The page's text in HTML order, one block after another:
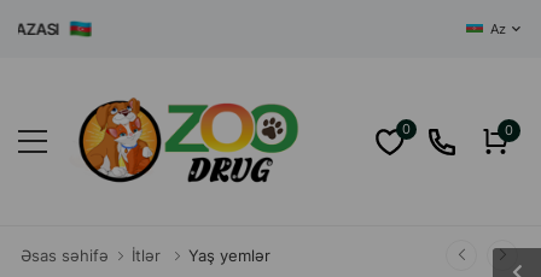
Az
0 0
Əsas səhifə İtlər Yaş yemlər